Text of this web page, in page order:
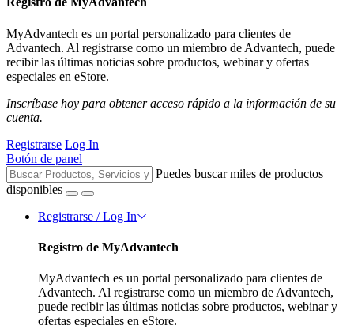
MyAdvantech es un portal personalizado para clientes de
Advantech. Al registrarse como un miembro de Advantech, puede
recibir las últimas noticias sobre productos, webinar y ofertas
especiales en eStore.
Inscríbase hoy para obtener acceso rápido a la información de su
cuenta.
Registrarse Log In
Botón de panel
Puedes buscar miles de productos
disponibles
Registrarse / Log In
Registro de MyAdvantech
MyAdvantech es un portal personalizado para clientes de
Advantech. Al registrarse como un miembro de Advantech,
puede recibir las últimas noticias sobre productos, webinar y
ofertas especiales en eStore.